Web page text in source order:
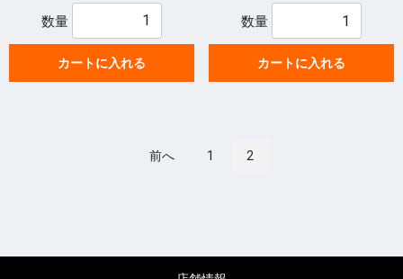
数量
カートに入れる
数量
カートに入れる
前へ 1 2